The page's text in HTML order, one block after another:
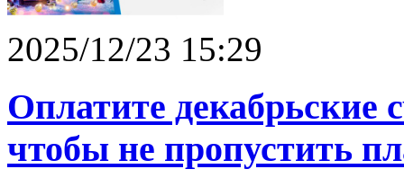
2025/12/23 15:29
Оплатите декабрьские
чтобы не пропустить